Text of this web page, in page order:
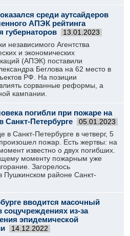
среди аутсайдеров
АПЭК рейтинга
губернаторов
13.01.2023
независимого Агентства
и экономических
(АПЭК) поставили
Беглова на 62 место в
РФ. На позиции
сорванные реформы, а
кампании.
погибли при пожаре на
Санкт-Петербурге
05.01.2023
в Санкт-Петербурге в четверг, 5
пожар. Есть жертвы: на
известно о двух погибших.
моменту пожарным уже
Загорелось
Пушкинском районе Санкт-
вводится масочный
соцучреждениях из-за
эпидемической
14.12.2022